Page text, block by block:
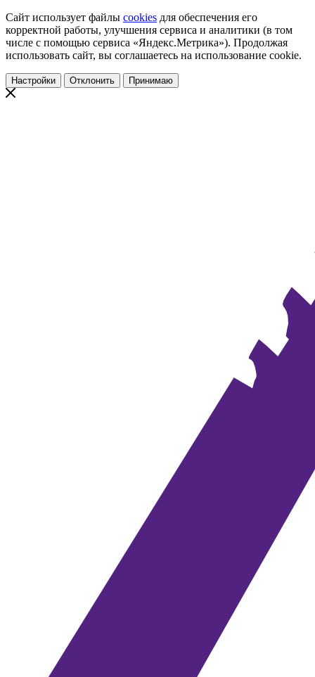
Сайт использует файлы cookies для обеспечения его
корректной работы, улучшения сервиса и аналитики (в том
числе с помощью сервиса «Яндекс.Метрика»). Продолжая
использовать сайт, вы соглашаетесь на использование cookie.
Настройки Отклонить Принимаю